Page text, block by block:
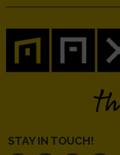
STAY IN TOUCH!